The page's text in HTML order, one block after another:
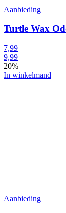
Aanbieding
Turtle Wax
7,99
9,99
20%
In winkelmand
Aanbieding